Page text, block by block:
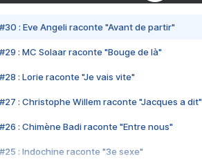
#30 : Eve Angeli raconte "Avant de partir"
#29 : MC Solaar raconte "Bouge de là"
#28 : Lorie raconte "Je vais vite"
#27 : Christophe Willem raconte "Jacques a dit"
#26 : Chimène Badi raconte "Entre nous"
#25 : Indochine raconte "3e sexe"